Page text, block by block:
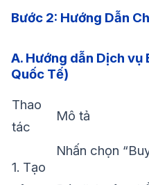
Bước 2: Hướng Dẫn
A. Hướng dẫn Dịch vụ
Quốc Tế)
Thao
tác
Mô tả
1. Tạo
Nhấn chọn